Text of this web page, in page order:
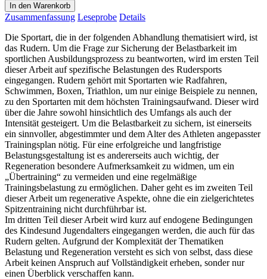
In den Warenkorb
Zusammenfassung Leseprobe Details
Die Sportart, die in der folgenden Abhandlung thematisiert wird, ist
das Rudern. Um die Frage zur Sicherung der Belastbarkeit im
sportlichen Ausbildungsprozess zu beantworten, wird im ersten Teil
dieser Arbeit auf spezifische Belastungen des Rudersports
eingegangen. Rudern gehört mit Sportarten wie Radfahren,
Schwimmen, Boxen, Triathlon, um nur einige Beispiele zu nennen,
zu den Sportarten mit dem höchsten Trainingsaufwand. Dieser wird
über die Jahre sowohl hinsichtlich des Umfangs als auch der
Intensität gesteigert. Um die Belastbarkeit zu sichern, ist einerseits
ein sinnvoller, abgestimmter und dem Alter des Athleten angepasster
Trainingsplan nötig. Für eine erfolgreiche und langfristige
Belastungsgestaltung ist es andererseits auch wichtig, der
Regeneration besondere Aufmerksamkeit zu widmen, um ein
„Übertraining“ zu vermeiden und eine regelmäßige
Trainingsbelastung zu ermöglichen. Daher geht es im zweiten Teil
dieser Arbeit um regenerative Aspekte, ohne die ein zielgerichtetes
Spitzentraining nicht durchführbar ist.
Im dritten Teil dieser Arbeit wird kurz auf endogene Bedingungen
des Kindesund Jugendalters eingegangen werden, die auch für das
Rudern gelten. Aufgrund der Komplexität der Thematiken
Belastung und Regeneration versteht es sich von selbst, dass diese
Arbeit keinen Anspruch auf Vollständigkeit erheben, sonder nur
einen Überblick verschaffen kann.